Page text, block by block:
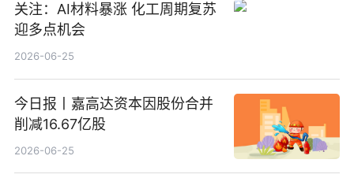
关注：AI材料暴涨 化工周期复苏
迎多点机会
2026-06-25
今日报丨嘉高达资本因股份合并
削减16.67亿股
2026-06-25